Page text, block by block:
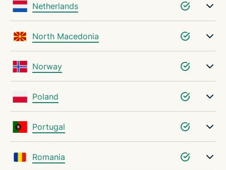
Netherlands
North Macedonia
Norway
Poland
Portugal
Romania